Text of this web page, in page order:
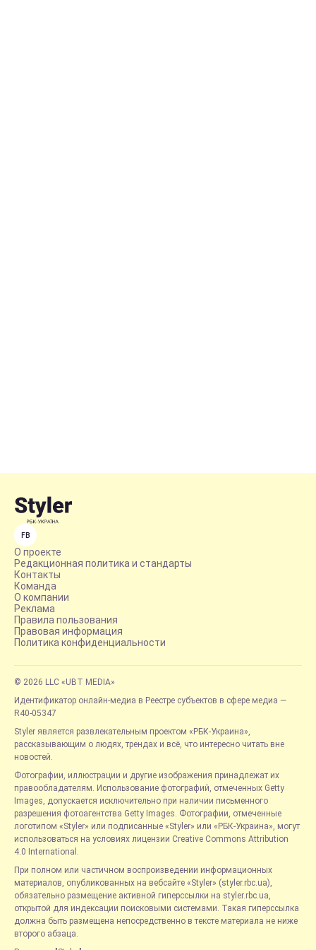
FB
О проекте
Редакционная политика и стандарты
Контакты
Команда
О компании
Реклама
Правила пользования
Правовая информация
Политика конфиденциальности
© 2026 LLC «UBT MEDIA»
Идентификатор онлайн-медиа в Реестре субъектов в сфере медиа —
R40-05347
Styler является развлекательным проектом «РБК-Украина»,
рассказывающим о людях, трендах и всё, что интересно читать вне
новостей.
Фотографии, иллюстрации и другие изображения принадлежат их
правообладателям. Использование фотографий, отмеченных Getty
Images, допускается исключительно при наличии письменного
разрешения фотоагентства Getty Images. Фотографии, отмеченные
логотипом «Styler» или подписанные «Styler» или «РБК-Украина», могут
использоваться на условиях лицензии Creative Commons Attribution
4.0 International.
При полном или частичном воспроизведении информационных
материалов, опубликованных на вебсайте «Styler» (styler.rbc.ua),
обязательно размещение активной гиперссылки на styler.rbc.ua,
открытой для индексации поисковыми системами. Такая гиперссылка
должна быть размещена непосредственно в тексте материала не ниже
второго абзаца.